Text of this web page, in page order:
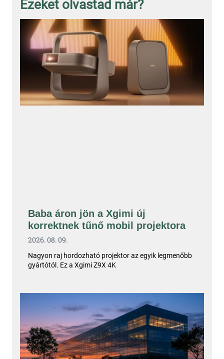
Ezeket olvastad már?
Baba áron jön a Xgimi új
korrektnek tűnő mobil projektora
2026. 08. 09.
Nagyon raj hordozható projektor az egyik legmenőbb
gyártótól. Ez a Xgimi Z9X 4K